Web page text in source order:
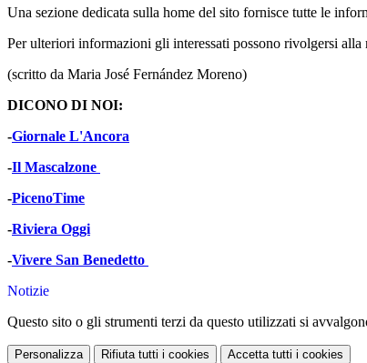
Una sezione dedicata sulla home del sito fornisce tutte le
Per ulteriori informazioni gli interessati possono rivolgersi
(scritto da Maria José Fernández Moreno)
DICONO DI NOI:
-Giornale L'Ancora
-Il Mascalzone
-PicenoTime
-Riviera Oggi
-Vivere San Benedetto
Notizie
Questo sito o gli strumenti terzi da questo utilizzati si
Personalizza Rifiuta tutti i cookies Accetta tutti i cookies